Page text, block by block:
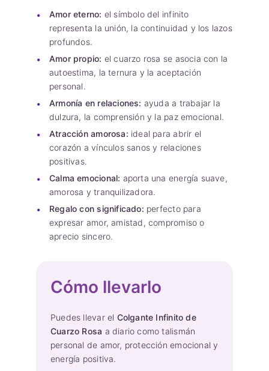
Amor eterno: el símbolo del infinito
representa la unión, la continuidad y los lazos
profundos.
Amor propio: el cuarzo rosa se asocia con la
autoestima, la ternura y la aceptación
personal.
Armonía en relaciones: ayuda a trabajar la
dulzura, la comprensión y la paz emocional.
Atracción amorosa: ideal para abrir el
corazón a vínculos sanos y relaciones
positivas.
Calma emocional: aporta una energía suave,
amorosa y tranquilizadora.
Regalo con significado: perfecto para
expresar amor, amistad, compromiso o
aprecio sincero.
Cómo llevarlo
Puedes llevar el Colgante Infinito de
Cuarzo Rosa a diario como talismán
personal de amor, protección emocional y
energía positiva.